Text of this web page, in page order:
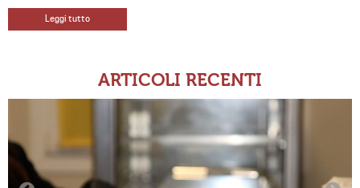
Leggi tutto
ARTICOLI RECENTI